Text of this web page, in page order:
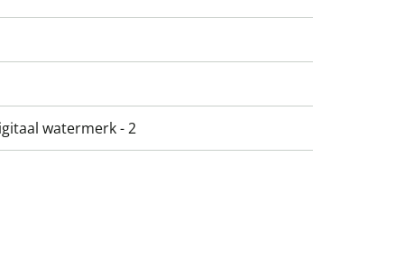
watermerk - 2